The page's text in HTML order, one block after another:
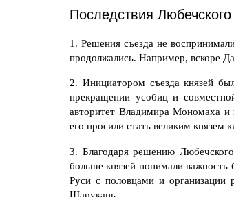
Последствия
1. Решения съезда не
продолжались. Например, вскоре
2. Инициатором съезда князей
прекращении усобиц и
авторитет Владимира Мономаха и
его просили стать великим князем
3. Благодаря решению
больше князей понимали
Руси с половцами и
Шарукань.